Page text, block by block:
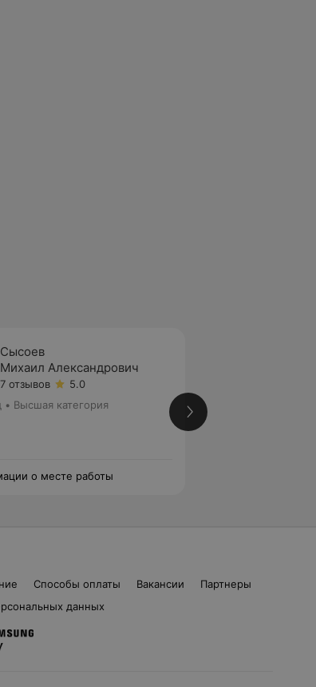
Сысоев
Михаил Александрович
7 отзывов
5.0
• Высшая категория
о месте работы
Способы оплаты Вакансии
Партнеры
данных